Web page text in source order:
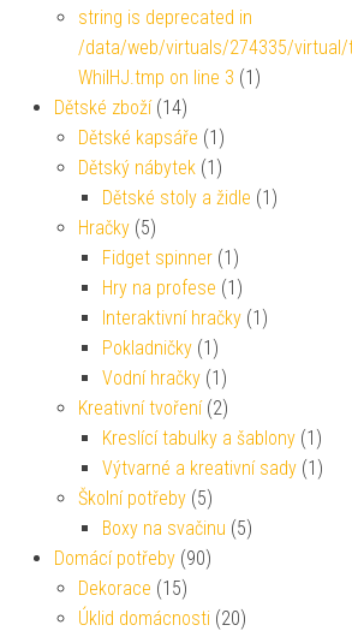
string is deprecated in
/data/web/virtuals/274335/virtual/
WhiIHJ.tmp on line 3 (1)
Dětské zboží (14)
Dětské kapsáře (1)
Dětský nábytek (1)
Dětské stoly a židle (1)
Hračky (5)
Fidget spinner (1)
Hry na profese (1)
Interaktivní hračky (1)
Pokladničky (1)
Vodní hračky (1)
Kreativní tvoření (2)
Kreslící tabulky a šablony (1)
Výtvarné a kreativní sady (1)
Školní potřeby (5)
Boxy na svačinu (5)
Domácí potřeby (90)
Dekorace (15)
Úklid domácnosti (20)